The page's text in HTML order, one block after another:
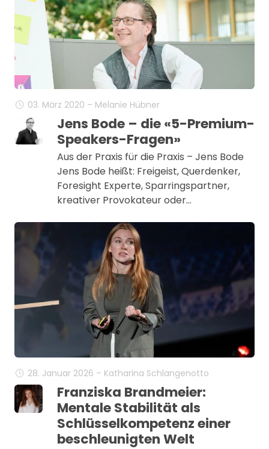
03. März 2020 – Melanie Hübner
Jens Bode – die «5-Premium-
Speakers-Fragen»
Aus der Praxis für die Praxis – Jens Bode
Jens Bode heißt: Freigeist, Querdenker,
Foresight Experte, Sparringspartner,
kreativer Provokateur oder…
28. Januar 2026 – Katharina Schlangenotto
Franziska Brandmeier:
Mentale Stabilität als
Schlüsselkompetenz einer
beschleunigten Welt